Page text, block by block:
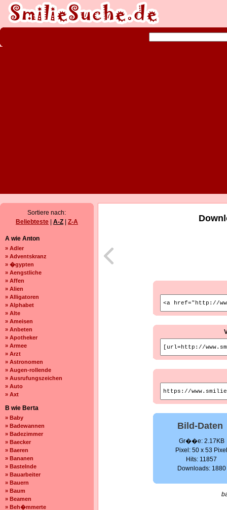
Sortiere nach:
Beliebteste
A-Z Z-A
A wie Anton
» Adler
» Adventskranz
» �gypten
» Aengstliche
» Affen
» Alien
» Alligatoren
» Alphabet
» Alte
» Ameisen
» Anbeten
» Apotheker
» Armee
» Arzt
» Astronomen
» Augen-rollende
» Ausrufungszeichen
» Auto
» Axt
B wie Berta
» Baby
» Badewannen
» Badezimmer
» Baecker
» Baeren
» Bananen
» Bastelnde
» Bauarbeiter
» Bauern
» Baum
» Beamen
» Beh�mmerte
Bild-Daten
Gr��e: 2.17KB
Pixel: 50 x 53
Hits: 11857
Downloads: 1880